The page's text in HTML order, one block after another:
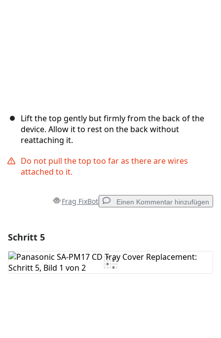
Lift the top gently but firmly from the back of the
device. Allow it to rest on the back without
reattaching it.
Do not pull the top too far as there are wires
attached to it.
Frag FixBot Einen Kommentar hinzufügen
Kommentar hinzufügen
Schritt 5